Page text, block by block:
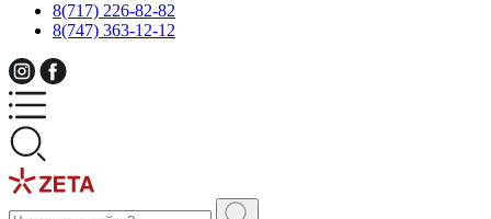
8(717) 226-82-82
8(747) 363-12-12